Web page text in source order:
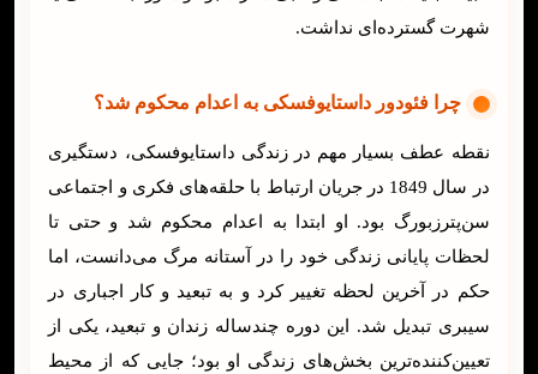
شهرت گسترده‌ای نداشت.
چرا فئودور داستایوفسکی به اعدام محکوم شد؟
نقطه عطف بسیار مهم در زندگی داستایوفسکی، دستگیری
در سال 1849 در جریان ارتباط با حلقه‌های فکری و اجتماعی
سن‌پترزبورگ بود. او ابتدا به اعدام محکوم شد و حتی تا
لحظات پایانی زندگی خود را در آستانه مرگ می‌دانست، اما
حکم در آخرین لحظه تغییر کرد و به تبعید و کار اجباری در
سیبری تبدیل شد. این دوره چندساله زندان و تبعید، یکی از
تعیین‌کننده‌ترین بخش‌های زندگی او بود؛ جایی که از محیط